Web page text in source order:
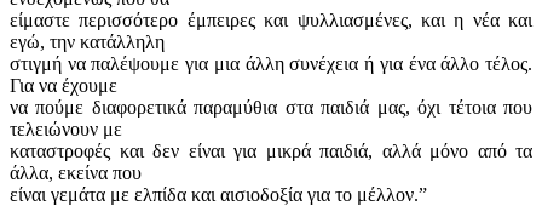
είμαστε περισσότερο έμπειρες και ψυλλιασμένες, και η νέα και
εγώ, την κατάλληλη
στιγμή να παλέψουμε για μια άλλη συνέχεια ή για ένα άλλο τέλος.
Για να έχουμε
να πούμε διαφορετικά παραμύθια στα παιδιά μας, όχι τέτοια που
τελειώνουν με
καταστροφές και δεν είναι για μικρά παιδιά, αλλά μόνο από τα
άλλα, εκείνα που
είναι γεμάτα με ελπίδα και αισιοδοξία για το μέλλον.”